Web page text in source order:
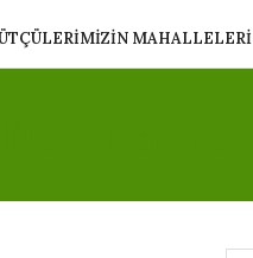
MAHALLELERI